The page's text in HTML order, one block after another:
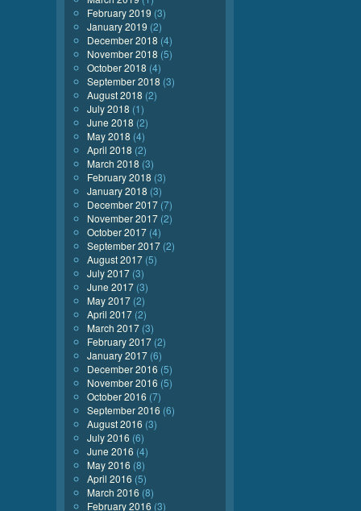
February 2019 (3)
January 2019 (2)
December 2018 (4)
November 2018 (5)
October 2018 (4)
September 2018 (3)
August 2018 (2)
July 2018 (1)
June 2018 (2)
May 2018 (4)
April 2018 (2)
March 2018 (3)
February 2018 (3)
January 2018 (3)
December 2017 (7)
November 2017 (2)
October 2017 (4)
September 2017 (2)
August 2017 (5)
July 2017 (3)
June 2017 (3)
May 2017 (2)
April 2017 (2)
March 2017 (3)
February 2017 (2)
January 2017 (6)
December 2016 (5)
November 2016 (5)
October 2016 (7)
September 2016 (6)
August 2016 (3)
July 2016 (6)
June 2016 (4)
May 2016 (8)
April 2016 (5)
March 2016 (8)
February 2016 (3)